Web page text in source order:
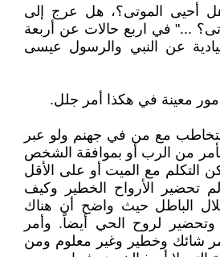
أحيى الموتى؟، هل عرج إلى
..." في اربع حالات عن أربعة
عن النبي والرسول عيسى
معينة في هكذا أمر جلل.
مع من في جهنم ولو عبر
بأمر من الرب أو بموافقة الشخص
التكلم مع الميت أو على الأقل
تحضير الأرواح الخطير وكيف
الباطل حيث واضح أن هناك
لروح الحي أيضاً. وأمر
شائك وخطير وغير معلوم ومن